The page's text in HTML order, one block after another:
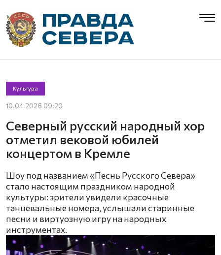
Культура
10.04.2026 09:20
Северный русский народный хор
отметил вековой юбилей
концертом в Кремле
Шоу под названием «Песнь Русского Севера»
стало настоящим праздником народной
культуры: зрители увидели красочные
танцевальные номера, услышали старинные
песни и виртуозную игру на народных
инструментах.